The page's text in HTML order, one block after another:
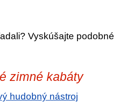
Vyskúšajte podobné
zimné kabáty
hudobný nástroj